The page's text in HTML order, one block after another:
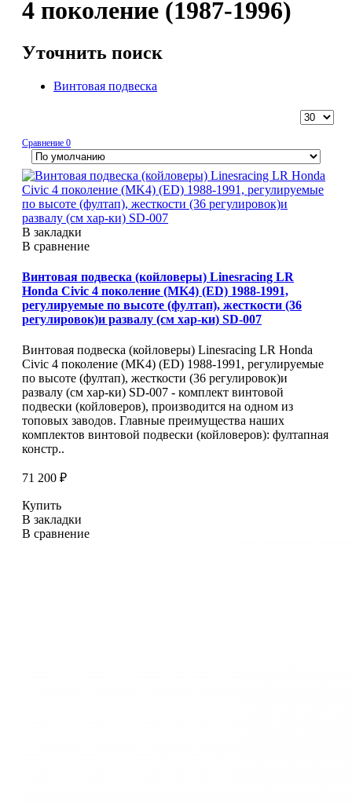
4 поколение (1987-1996)
Уточнить поиск
Винтовая подвеска
Сравнение 0
В закладки
В сравнение
Винтовая подвеска (койловеры) Linesracing LR
Honda Civic 4 поколение (MK4) (ED) 1988-1991,
регулируемые по высоте (фултап), жесткости (36
регулировок)и развалу (см хар-ки) SD-007
Винтовая подвеска (койловеры) Linesracing LR Honda
Civic 4 поколение (MK4) (ED) 1988-1991, регулируемые
по высоте (фултап), жесткости (36 регулировок)и
развалу (см хар-ки) SD-007 - комплект винтовой
подвески (койловеров), производится на одном из
топовых заводов. Главные преимущества наших
комплектов винтовой подвески (койловеров): фултапная
констр..
71 200 ₽
Купить
В закладки
В сравнение